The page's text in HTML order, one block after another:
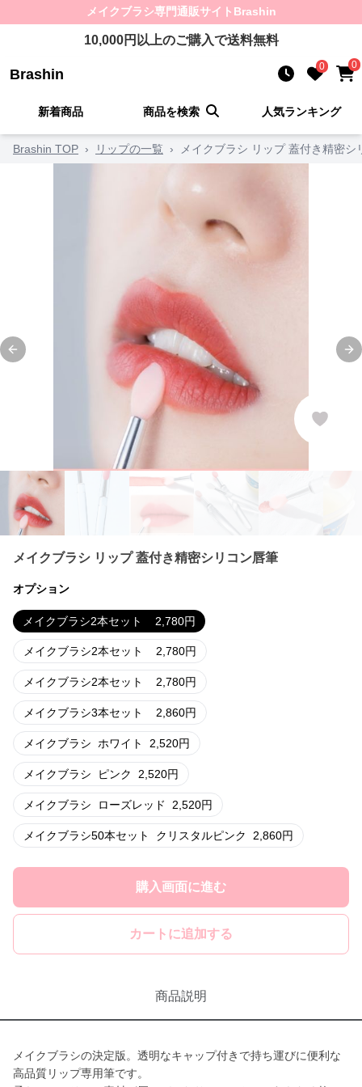
メイクブラシ専門通販サイト Brashin
10,000円以上のご購入で送料無料
Brashin 0 0
新着商品 商品を検索 人気ランキング
Brashin TOP › リップの一覧 › メイクブラシ リップ 蓋付き精密シ
Previous slide
メイクブラシ リップ 蓋付き精密シリコン唇筆
オプション
メイクブラシ2本セット 2,780円
メイクブラシ2本セット 2,780円
メイクブラシ2本セット 2,780円
メイクブラシ3本セット 2,860円
メイクブラシ ホワイト 2,520円
メイクブラシ ピンク 2,520円
メイクブラシ ローズレッド 2,520円
メイクブラシ50本セット クリスタルピンク 2,860円
購入画面に進む
カートに追加する
商品説明
メイクブラシの決定版。透明なキャップ付きで持ち運びに便利な
高品質リップ専用筆です。